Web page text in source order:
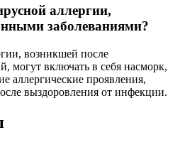
аллергии,
заболеваниями?
возникшей после
могут включать в себя насморк,
аллергические проявления,
выздоровления от инфекции.